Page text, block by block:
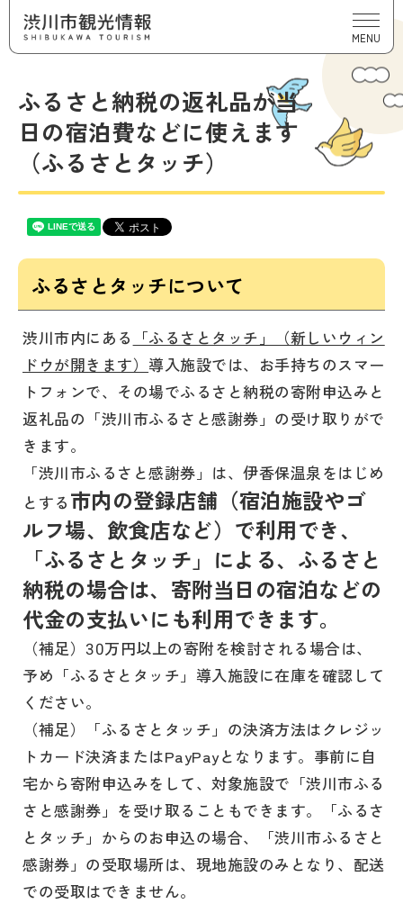
MENU
ふるさと納税の返礼品が当
日の宿泊費などに使えます
（ふるさとタッチ）
ふるさとタッチについて
渋川市内にある 「ふるさとタッチ」（新しいウィン
ドウが開きます） 導入施設では、お手持ちのスマー
トフォンで、その場でふるさと納税の寄附申込みと
返礼品の「渋川市ふるさと感謝券」の受け取りがで
きます。
「渋川市ふるさと感謝券」は、伊香保温泉をはじめ
とする 市内の登録店舗（宿泊施設やゴ
ルフ場、飲食店など）で利用でき、
「ふるさとタッチ」による、ふるさと
納税の場合は、寄附当日の宿泊などの
代金の支払いにも利用できます。
（補足）30万円以上の寄附を検討される場合は、
予め「ふるさとタッチ」導入施設に在庫を確認して
ください。
（補足）「ふるさとタッチ」の決済方法はクレジッ
トカード決済またはPayPayとなります。事前に自
宅から寄附申込みをして、対象施設で「渋川市ふる
さと感謝券」を受け取ることもできます。「ふるさ
とタッチ」からのお申込の場合、「渋川市ふるさと
感謝券」の受取場所は、現地施設のみとなり、配送
での受取はできません。